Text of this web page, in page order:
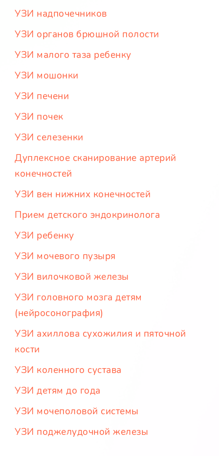
УЗИ надпочечников
УЗИ органов брюшной полости
УЗИ малого таза ребенку
УЗИ мошонки
УЗИ печени
УЗИ почек
УЗИ селезенки
Дуплексное сканирование артерий
конечностей
УЗИ вен нижних конечностей
Прием детского эндокринолога
УЗИ ребенку
УЗИ мочевого пузыря
УЗИ вилочковой железы
УЗИ головного мозга детям
(нейросонография)
УЗИ ахиллова сухожилия и пяточной
кости
УЗИ коленного сустава
УЗИ детям до года
УЗИ мочеполовой системы
УЗИ поджелудочной железы